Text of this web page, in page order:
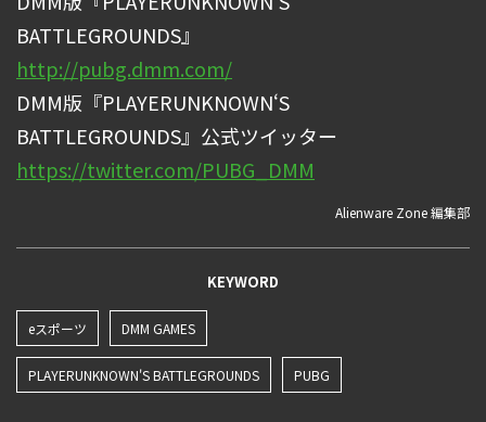
BATTLEGROUNDS』
http://pubg.dmm.com/
DMM版『PLAYERUNKNOWN‘S
BATTLEGROUNDS』公式ツイッター
https://twitter.com/PUBG_DMM
Alienware Zone 編集部
KEYWORD
eスポーツ DMM GAMES
PLAYERUNKNOWN'S BATTLEGROUNDS PUBG